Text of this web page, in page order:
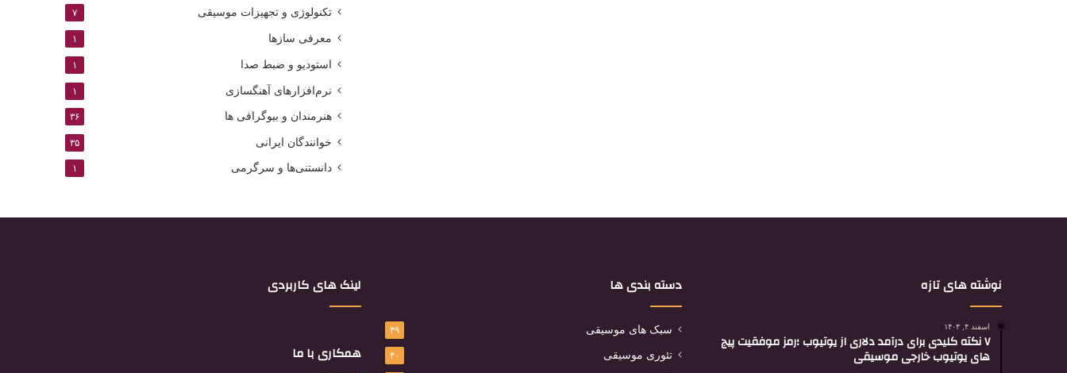
تکنولوژی و تجهیزات موسیقی ۷
معرفی سازها ۱
استودیو و ضبط صدا ۱
نرم‌افزارهای آهنگسازی ۱
هنرمندان و بیوگرافی ها ۳۶
خوانندگان ایرانی ۳۵
دانستنی‌ها و سرگرمی ۱
نوشته های تازه
اسفند ۴, ۱۴۰۴
۷ نکته کلیدی برای درآمد دلاری از یوتیوب ؛رمز موفقیت پیج
های یوتیوب خارجی موسیقی
دسته بندی ها
سبک های موسیقی ۴۹
تئوری موسیقی ۴۰
لینک های کاربردی
همکاری با ما